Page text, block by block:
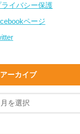
ライバシー保護
ページ
アーカイブ